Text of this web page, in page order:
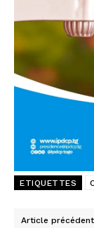
ETIQUETTES
Article précédent